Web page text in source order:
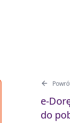
e-
do